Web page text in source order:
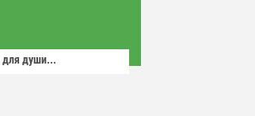
для души...